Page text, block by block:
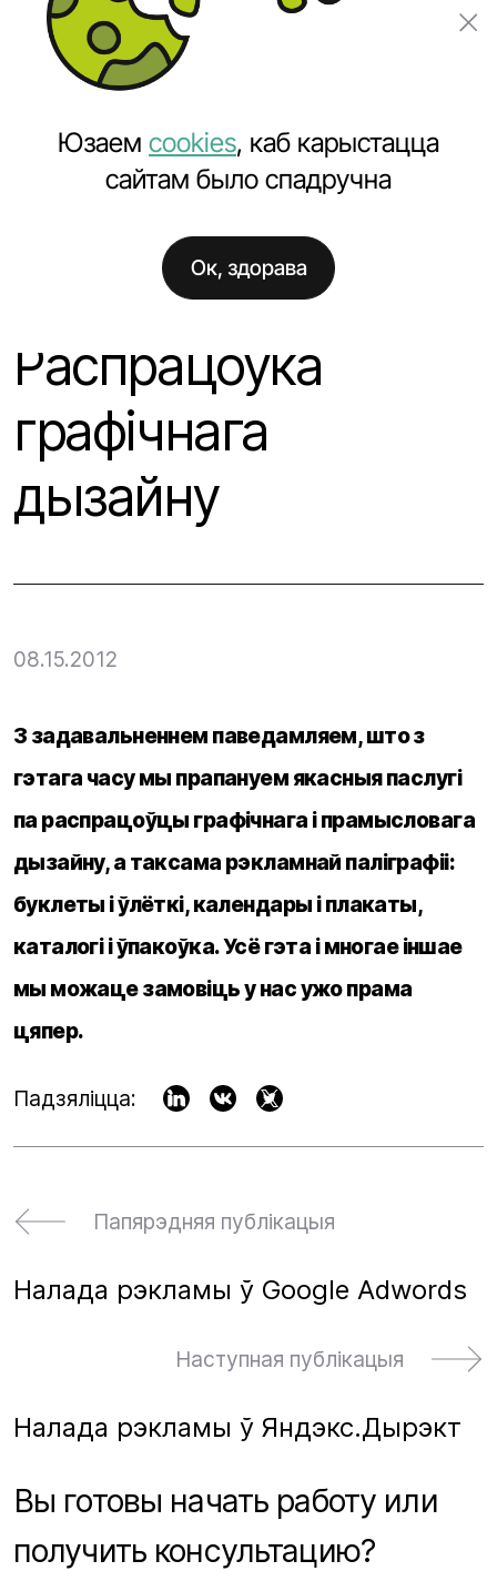
Навіны Распрацоўка графічнага дызайну
Распрацоўка
графічнага
дызайну
08.15.2012
З задавальненнем паведамляем, што з
гэтага часу мы прапануем якасныя паслугі
па распрацоўцы графічнага і прамысловага
дызайну, а таксама рэкламнай паліграфіі:
буклеты і ўлёткі, календары і плакаты,
каталогі і ўпакоўка. Усё гэта і многае іншае
мы можаце замовіць у нас ужо прама
цяпер.
Падзяліцца:
Папярэдняя публікацыя
Налада рэкламы ў Google Adwords
Наступная публікацыя
Налада рэкламы ў Яндэкс.Дырэкт
Вы готовы начать работу или
получить консультацию?
Юзаем cookies, каб карыстацца
сайтам было спадручна
Ок, здорава